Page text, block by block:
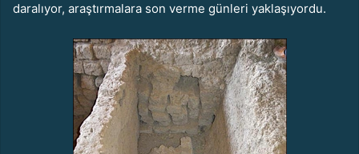
daralıyor, araştırmalara son verme günleri yaklaşıyordu.